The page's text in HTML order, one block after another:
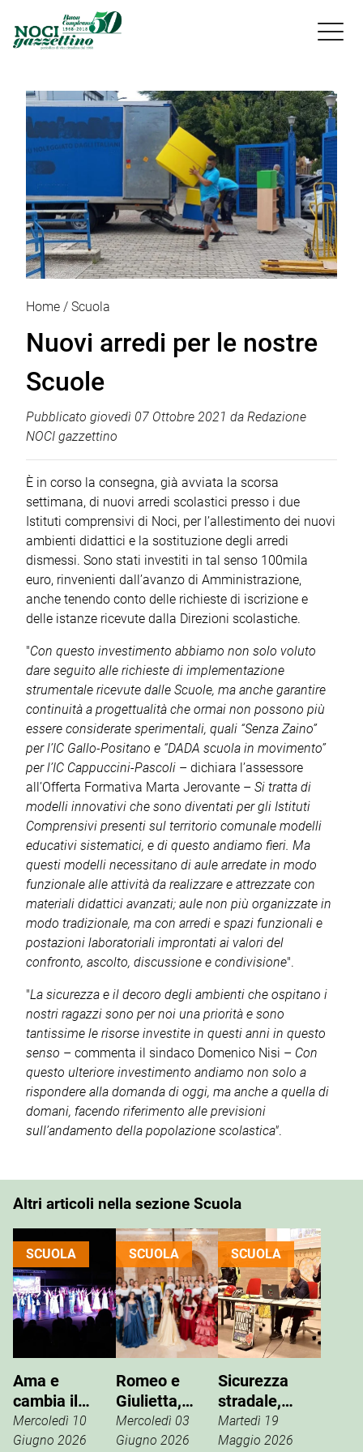

Home Scuola
Nuovi arredi per le nostre
Scuole
Pubblicato giovedì 07 Ottobre 2021 da Redazione
NOCI gazzettino
È in corso la consegna, già avviata la scorsa
settimana, di nuovi arredi scolastici presso i due
Istituti comprensivi di Noci, per l’allestimento dei nuovi
ambienti didattici e la sostituzione degli arredi
dismessi. Sono stati investiti in tal senso 100mila
euro, rinvenienti dall’avanzo di Amministrazione,
anche tenendo conto delle richieste di iscrizione e
delle istanze ricevute dalla Direzioni scolastiche.
"Con questo investimento abbiamo non solo voluto
dare seguito alle richieste di implementazione
strumentale ricevute dalle Scuole, ma anche garantire
continuità a progettualità che ormai non possono più
essere considerate sperimentali, quali “Senza Zaino”
per l’IC Gallo-Positano e “DADA scuola in movimento”
per l’IC Cappuccini-Pascoli – dichiara l’assessore
all’Offerta Formativa Marta Jerovante – Si tratta di
modelli innovativi che sono diventati per gli Istituti
Comprensivi presenti sul territorio comunale modelli
educativi sistematici, e di questo andiamo fieri. Ma
questi modelli necessitano di aule arredate in modo
funzionale alle attività da realizzare e attrezzate con
materiali didattici avanzati; aule non più organizzate in
modo tradizionale, ma con arredi e spazi funzionali e
postazioni laboratoriali improntati ai valori del
confronto, ascolto, discussione e condivisione".
"La sicurezza e il decoro degli ambienti che ospitano i
nostri ragazzi sono per noi una priorità e sono
tantissime le risorse investite in questi anni in questo
senso – commenta il sindaco Domenico Nisi – Con
questo ulteriore investimento andiamo non solo a
rispondere alla domanda di oggi, ma anche a quella di
domani, facendo riferimento alle previsioni
sull’andamento della popolazione scolastica".
Altri articoli nella sezione Scuola
SCUOLA
Ama e
cambia il
mondo,
applausi per
Mercoledì 10
Giugno 2026
SCUOLA
Romeo e
Giulietta,
all’anfiteatro
va in scena la
Mercoledì 03
Giugno 2026
SCUOLA
Sicurezza
stradale,
incontri
formativi
Martedì 19
Maggio 2026